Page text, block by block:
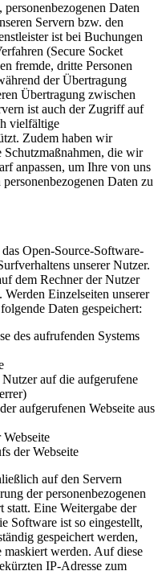
Daten
Servern bzw. den
ist bei Buchungen
(Secure Socket
fremde, dritte Personen
der Übertragung
Übertragung zwischen
ist auch der Zugriff auf
vielfältige
Zudem haben wir
Schutzmaßnahmen, die wir
anpassen, um Ihre von uns
Daten zu
Open-Source-Software-
unserer Nutzer.
dem Rechner der Nutzer
Einzelseiten unserer
Daten gespeichert:
des aufrufenden Systems
auf die aufgerufene
aufgerufenen Webseite aus
der Webseite
auf den Servern
der personenbezogenen
Eine Weitergabe der
Software ist so eingestellt,
gespeichert werden,
maskiert werden. Auf diese
IP-Adresse zum